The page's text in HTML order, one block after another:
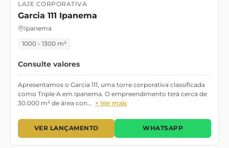
Lançamento
LAJE CORPORATIVA
Garcia 111 Ipanema
Ipanema
1000 - 1300 m²
Consulte valores
Apresentamos o Garcia 111, uma torre corporativa classificada
como Triple A em Ipanema. O empreendimento terá cerca de
30.000 m² de área con… + Ver mais
VER LANÇAMENTO WHATSAPP